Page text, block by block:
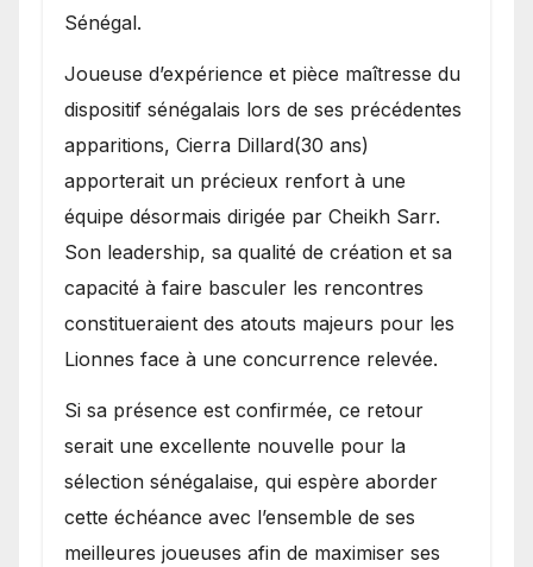
Sénégal.
Joueuse d’expérience et pièce maîtresse du
dispositif sénégalais lors de ses précédentes
apparitions, Cierra Dillard(30 ans)
apporterait un précieux renfort à une
équipe désormais dirigée par Cheikh Sarr.
Son leadership, sa qualité de création et sa
capacité à faire basculer les rencontres
constitueraient des atouts majeurs pour les
Lionnes face à une concurrence relevée.
Si sa présence est confirmée, ce retour
serait une excellente nouvelle pour la
sélection sénégalaise, qui espère aborder
cette échéance avec l’ensemble de ses
meilleures joueuses afin de maximiser ses